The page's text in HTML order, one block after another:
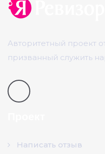
Авторитетный проект
призванный служить
Написать отзыв